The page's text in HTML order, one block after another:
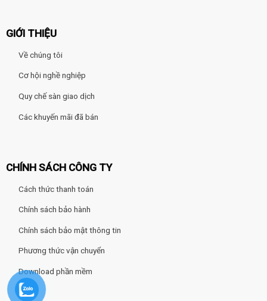
GIỚI THIỆU
Về chúng tôi
Cơ hội nghề nghiệp
Quy chế sàn giao dịch
Các khuyến mãi đã bán
CHÍNH SÁCH CÔNG TY
Cách thức thanh toán
Chính sách bảo hành
Chính sách bảo mật thông tin
Phương thức vận chuyển
Download phần mềm